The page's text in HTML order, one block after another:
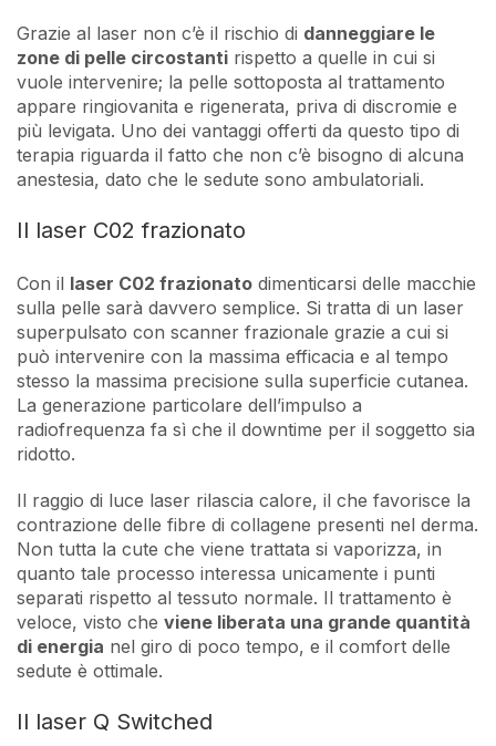
Grazie al laser non c’è il rischio di danneggiare le
zone di pelle circostanti rispetto a quelle in cui si
vuole intervenire; la pelle sottoposta al trattamento
appare ringiovanita e rigenerata, priva di discromie e
più levigata. Uno dei vantaggi offerti da questo tipo di
terapia riguarda il fatto che non c’è bisogno di alcuna
anestesia, dato che le sedute sono ambulatoriali.
Il laser C02 frazionato
Con il laser C02 frazionato dimenticarsi delle macchie
sulla pelle sarà davvero semplice. Si tratta di un laser
superpulsato con scanner frazionale grazie a cui si
può intervenire con la massima efficacia e al tempo
stesso la massima precisione sulla superficie cutanea.
La generazione particolare dell’impulso a
radiofrequenza fa sì che il downtime per il soggetto sia
ridotto.
Il raggio di luce laser rilascia calore, il che favorisce la
contrazione delle fibre di collagene presenti nel derma.
Non tutta la cute che viene trattata si vaporizza, in
quanto tale processo interessa unicamente i punti
separati rispetto al tessuto normale. Il trattamento è
veloce, visto che viene liberata una grande quantità
di energia nel giro di poco tempo, e il comfort delle
sedute è ottimale.
Il laser Q Switched